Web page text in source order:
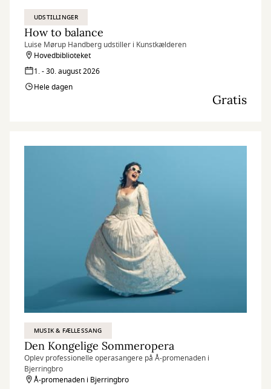
UDSTILLINGER
How to balance
Luise Mørup Handberg udstiller i Kunstkælderen
Hovedbiblioteket
1. - 30. august 2026
Hele dagen
Gratis
MUSIK & FÆLLESSANG
Den Kongelige Sommeropera
Oplev professionelle operasangere på Å-promenaden i
Bjerringbro
Å-promenaden i Bjerringbro